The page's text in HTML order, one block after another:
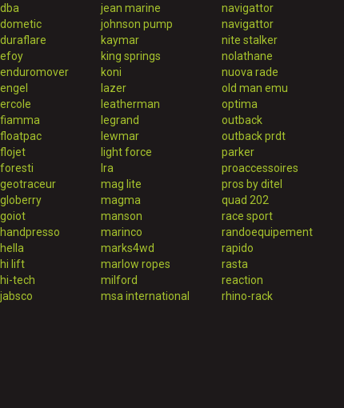
dba
dometic
duraflare
efoy
enduromover
engel
ercole
fiamma
floatpac
flojet
foresti
geotraceur
globerry
goiot
handpresso
hella
hi lift
hi-tech
jabsco
jean marine
johnson pump
kaymar
king springs
koni
lazer
leatherman
legrand
lewmar
light force
lra
mag lite
magma
manson
marinco
marks4wd
marlow ropes
milford
msa international
navigattor
navigattor
nite stalker
nolathane
nuova rade
old man emu
optima
outback
outback prdt
parker
proaccessoires
pros by ditel
quad 202
race sport
randoequipement
rapido
rasta
reaction
rhino-rack